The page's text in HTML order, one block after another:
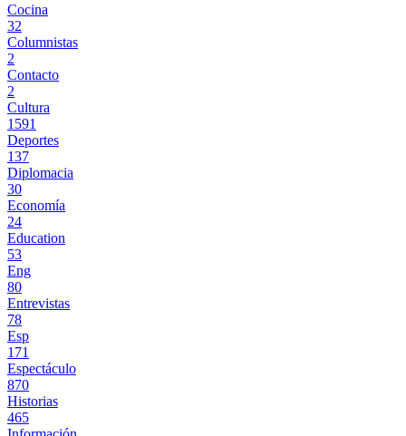
Cocina
32
Columnistas
2
Contacto
2
Cultura
1591
Deportes
137
Diplomacia
30
Economía
24
Education
53
Eng
80
Entrevistas
78
Esp
171
Espectáculo
870
Historias
465